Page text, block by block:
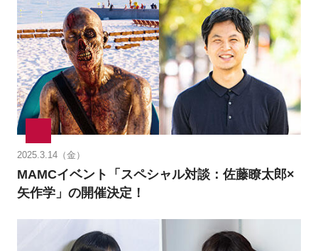
2025.3.14（金）
MAMCイベント「スペシャル対談：佐藤瞭太郎×
矢作学」の開催決定！